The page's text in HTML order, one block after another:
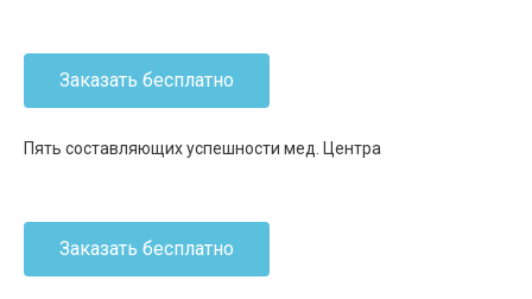
Заказать бесплатно
Пять составляющих успешности мед. Центра
Заказать бесплатно